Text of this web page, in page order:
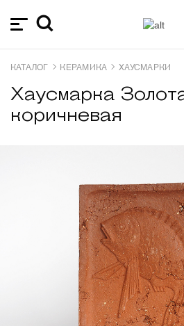
КАТАЛОГ КЕРАМИКА ХАУСМАРКИ
Хаусмарка
коричневая